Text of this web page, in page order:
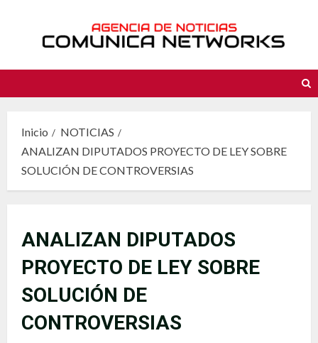
contenido
Inicio
NOTICIAS
ANALIZAN DIPUTADOS PROYECTO DE LEY SOBRE
SOLUCIÓN DE CONTROVERSIAS
ANALIZAN DIPUTADOS
PROYECTO DE LEY SOBRE
SOLUCIÓN DE
CONTROVERSIAS